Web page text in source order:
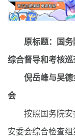
原标题：国
综合督导和考核巡
倪岳峰与吴德
会
按照国务院安
安委会综合检查